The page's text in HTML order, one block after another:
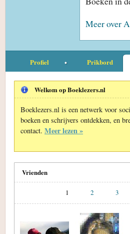
Meer over
Profiel Prikbord
Welkom op Boeklezers.nl
Boeklezers.nl is een netwerk voor
boeken en schrijvers ontdekken, en
contact. Meer lezen »
Vrienden
1 2 3